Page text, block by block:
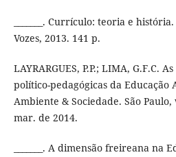
_______. Currículo: teoria e
Vozes, 2013. 141 p.
LAYRARGUES, P.P.; LIMA, G.F.C.
político-pedagógicas da
Ambiente & Sociedade. São Paulo,
mar. de 2014.
_______. A dimensão freireana na